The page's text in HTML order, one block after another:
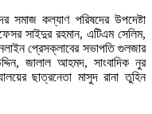
সমাজ কল্যাণ পরিষদের উপদেষ্টা
সাইদুর রহমান, এটিএম সেলিম,
প্রেসক্লাবের সভাপতি গুলজার
জালাল আহমদ, সাংবাদিক নুর
ছাত্রনেতা মাসুদ রানা তুহিন